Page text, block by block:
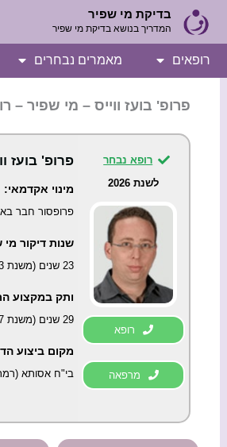
דילוג
לתוכן
בדיקת מי שפיר
המדריך בנושא בדיקת מי שפיר
רופאים מאמרים נבחרים
פרופ' בועז ווייס – מי שפיר –
רופא נבחר
לשנת 2026
רופא
מרפאה
פרופ' בועז
מינוי אקדמאי:
פרופסור חבר
שנות דיקור מי
23 שנים (משנת 2003)
ותק במקצוע
29 שנים (משנת 1997)
מקום ביצוע
בי"ח אסותא